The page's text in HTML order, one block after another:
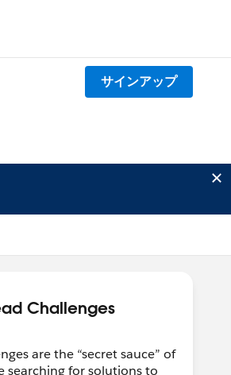
サインアップ
Challenges
are the “secret sauce” of
searching for solutions to